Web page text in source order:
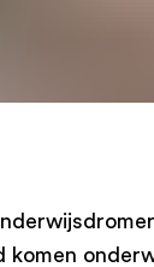
komen